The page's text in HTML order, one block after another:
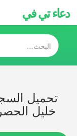
دعاء تي في
خليل